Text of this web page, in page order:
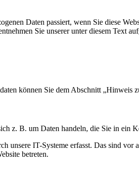
Daten passiert, wenn Sie diese
Sie unserer unter diesem Text
können Sie dem Abschnitt „Hinweis
z. B. um Daten handeln, die Sie in ein
IT-Systeme erfasst. Das sind
betreten.